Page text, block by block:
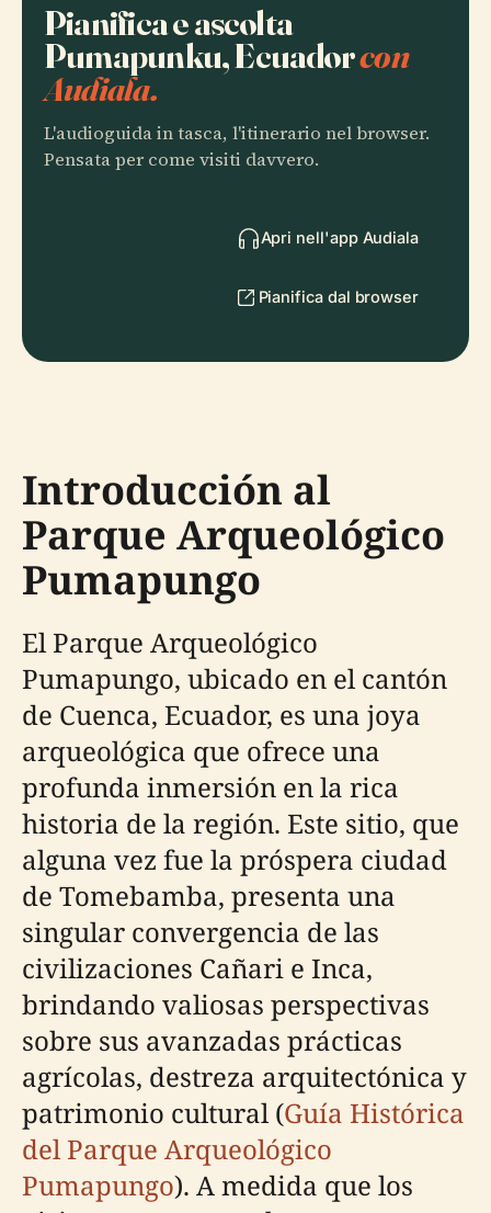
Pianifica e ascolta
Pumapunku, Ecuadorcon
Audiala.
L'audioguida in tasca, l'itinerario nel browser.
Pensata per come visiti davvero.
Apri nell'app Audiala
Pianifica dal browser
Introducción al
Parque Arqueológico
Pumapungo
El Parque Arqueológico
Pumapungo, ubicado en el cantón
de Cuenca, Ecuador, es una joya
arqueológica que ofrece una
profunda inmersión en la rica
historia de la región. Este sitio, que
alguna vez fue la próspera ciudad
de Tomebamba, presenta una
singular convergencia de las
civilizaciones Cañari e Inca,
brindando valiosas perspectivas
sobre sus avanzadas prácticas
agrícolas, destreza arquitectónica y
patrimonio cultural (Guía Histórica
del Parque Arqueológico
Pumapungo). A medida que los